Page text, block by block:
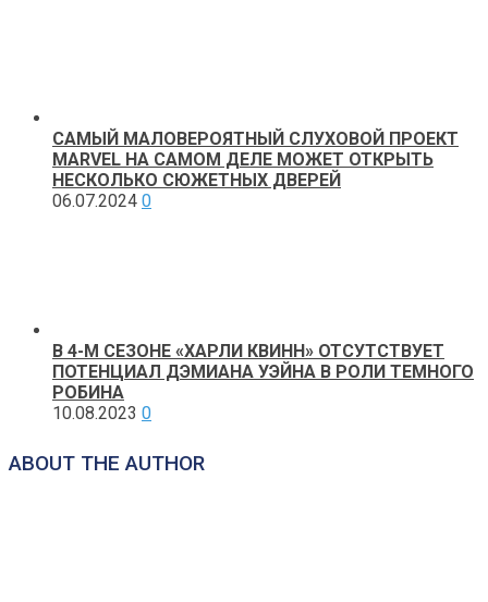
САМЫЙ МАЛОВЕРОЯТНЫЙ СЛУХОВОЙ ПРОЕКТ
MARVEL НА САМОМ ДЕЛЕ МОЖЕТ ОТКРЫТЬ
НЕСКОЛЬКО СЮЖЕТНЫХ ДВЕРЕЙ
06.07.2024 0
В 4-М СЕЗОНЕ «ХАРЛИ КВИНН» ОТСУТСТВУЕТ
ПОТЕНЦИАЛ ДЭМИАНА УЭЙНА В РОЛИ ТЕМНОГО
РОБИНА
10.08.2023 0
ABOUT THE AUTHOR